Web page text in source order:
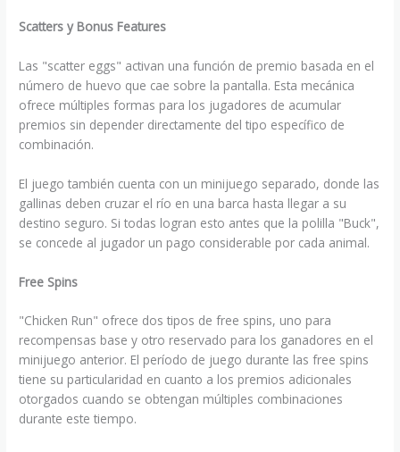
Scatters y Bonus Features
Las "scatter eggs" activan una función de premio basada en el
número de huevo que cae sobre la pantalla. Esta mecánica
ofrece múltiples formas para los jugadores de acumular
premios sin depender directamente del tipo específico de
combinación.
El juego también cuenta con un minijuego separado, donde las
gallinas deben cruzar el río en una barca hasta llegar a su
destino seguro. Si todas logran esto antes que la polilla "Buck",
se concede al jugador un pago considerable por cada animal.
Free Spins
"Chicken Run" ofrece dos tipos de free spins, uno para
recompensas base y otro reservado para los ganadores en el
minijuego anterior. El período de juego durante las free spins
tiene su particularidad en cuanto a los premios adicionales
otorgados cuando se obtengan múltiples combinaciones
durante este tiempo.